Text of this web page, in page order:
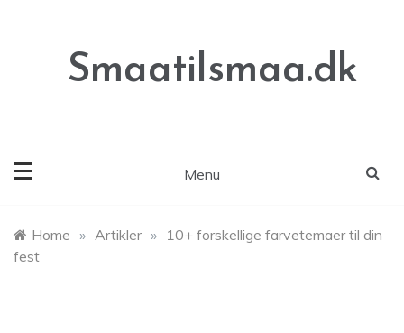
Smaatilsmaa.dk
Menu
Home » Artikler » 10+ forskellige farvetemaer til din
fest